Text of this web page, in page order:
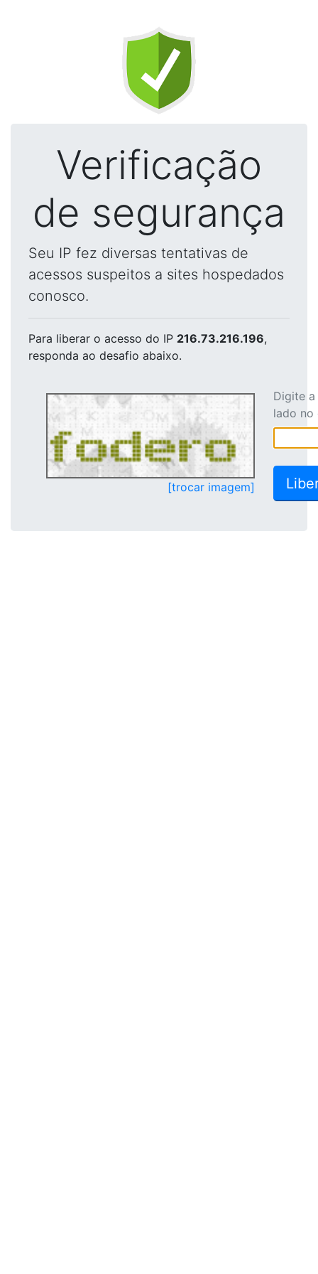
Verificação
de segurança
Seu IP fez diversas tentativas de
acessos suspeitos a sites hospedados
conosco.
Para liberar o acesso do IP 216.73.216.196,
responda ao desafio abaixo.
[trocar imagem]
Digite
lado no